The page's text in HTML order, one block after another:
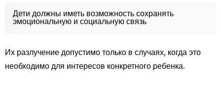
Дети должны иметь возможность сохранять
эмоциональную и социальную связь
Их разлучение допустимо только в случаях, когда это
необходимо для интересов конкретного ребенка.